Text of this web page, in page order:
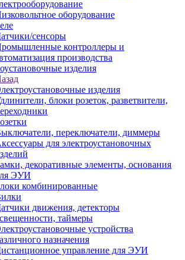
оборудование
сенсоры
контроллеры и
производства
изделия
изделия
блоки розеток, разветвители,
переключатели, диммеры
для электроустановочных
декоративные элементы, основания
ЭУИ
комбинированные
движения, детекторы
таймеры
устройства
назначения
управление для ЭУИ